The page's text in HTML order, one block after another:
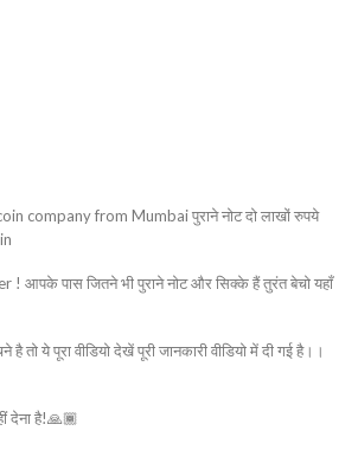
company from Mumbai पुराने नोट दो लाखों रुपये
आपके पास जितने भी पुराने नोट और सिक्के हैं तुरंत बेचो यहाँ
तो ये पूरा वीडियो देखें पूरी जानकारी वीडियो में दी गई है।।
देना है!🙏🏾